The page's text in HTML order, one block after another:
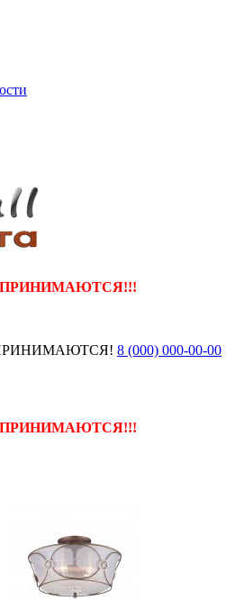
ПРИНИМАЮТСЯ!!!
8 (000) 000-00-00
ПРИНИМАЮТСЯ!!!